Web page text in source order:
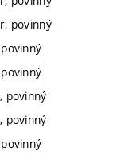
povinný
povinný
povinný